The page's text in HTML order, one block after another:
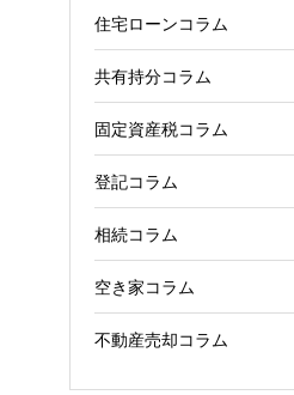
住宅ローンコラム
共有持分コラム
固定資産税コラム
登記コラム
相続コラム
空き家コラム
不動産売却コラム